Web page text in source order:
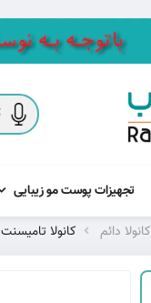
تجهیزات پوست مو زیبایی
کانولا دائم کانولا تامیسنت16*1*10